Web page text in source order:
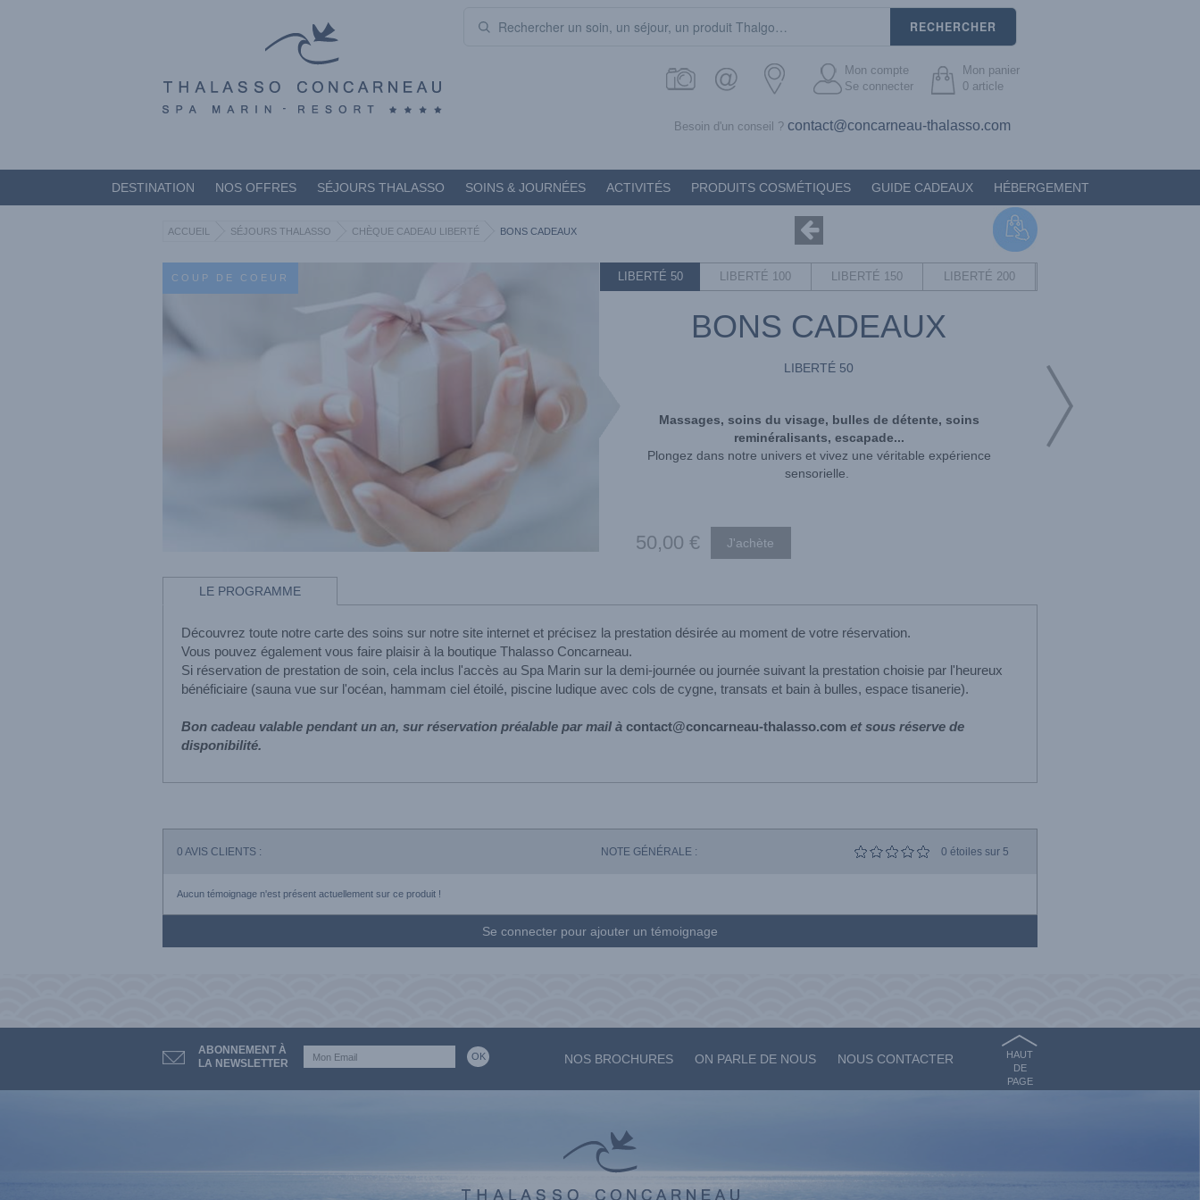
DESTINATION NOS OFFRES SÉJOURS THALASSO SOINS & JOURNÉES ACTIVITÉS PRODUITS COSMÉTIQUES GUIDE CADEAUX HÉBERGEMENT
Besoin d'un conseil ? contact@concarneau-thalasso.com
RECHERCHER
Mon compte
Se connecter
Mon panier
0 article
ACCUEIL SÉJOURS THALASSO CHÈQUE CADEAU LIBERTÉ BONS CADEAUX
COUP DE COEUR LIBERTÉ 50 LIBERTÉ 100 LIBERTÉ 150 LIBERTÉ 200
BONS CADEAUX
LIBERTÉ 50
Massages, soins du visage, bulles de détente, soins
reminéralisants, escapade...
Plongez dans notre univers et vivez une véritable expérience
sensorielle.
50,00 €
LE PROGRAMME
Découvrez toute notre carte des soins sur notre site internet et précisez la prestation désirée au moment de votre réservation.
Vous pouvez également vous faire plaisir à la boutique Thalasso Concarneau.
Si réservation de prestation de soin, cela inclus l'accès au Spa Marin sur la demi-journée ou journée suivant la prestation choisie par l'heureux
bénéficiaire (sauna vue sur l'océan, hammam ciel étoilé, piscine ludique avec cols de cygne, transats et bain à bulles, espace tisanerie).
Bon cadeau valable pendant un an, sur réservation préalable par mail à contact@concarneau-thalasso.com et sous réserve de
disponibilité.
0 AVIS CLIENTS : NOTE GÉNÉRALE : 0 étoiles sur 5
Aucun témoignage n'est présent actuellement sur ce produit !
Se connecter pour ajouter un témoignage
ABONNEMENT À
LA NEWSLETTER
NOS BROCHURES ON PARLE DE NOUS NOUS CONTACTER
HAUT
DE
PAGE